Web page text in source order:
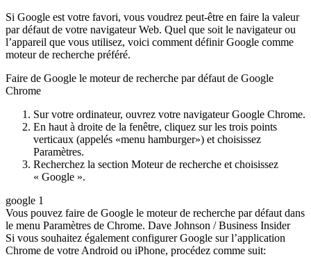
Si Google est votre favori, vous voudrez peut-être en faire la valeur
par défaut de votre navigateur Web. Quel que soit le navigateur ou
l’appareil que vous utilisez, voici comment définir Google comme
moteur de recherche préféré.
Faire de Google le moteur de recherche par défaut de Google
Chrome
Sur votre ordinateur, ouvrez votre navigateur Google Chrome.
En haut à droite de la fenêtre, cliquez sur les trois points
verticaux (appelés «menu hamburger») et choisissez
Paramètres.
Recherchez la section Moteur de recherche et choisissez
« Google ».
google 1
Vous pouvez faire de Google le moteur de recherche par défaut dans
le menu Paramètres de Chrome. Dave Johnson / Business Insider
Si vous souhaitez également configurer Google sur l’application
Chrome de votre Android ou iPhone, procédez comme suit: